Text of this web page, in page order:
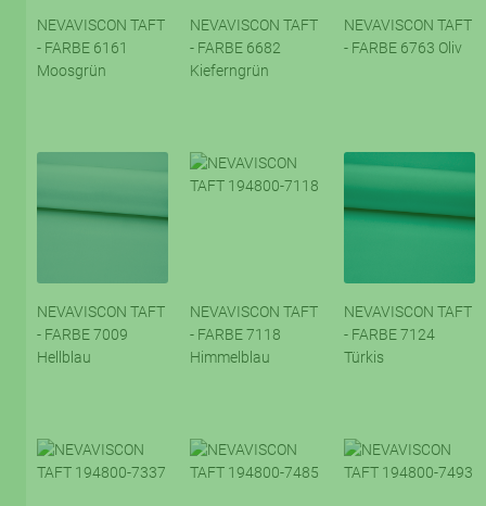
NEVAVISCON TAFT
- FARBE 6161
Moosgrün
NEVAVISCON TAFT
- FARBE 6682
Kieferngrün
NEVAVISCON TAFT
- FARBE 6763 Oliv
NEVAVISCON TAFT
- FARBE 7009
Hellblau
NEVAVISCON TAFT
- FARBE 7118
Himmelblau
NEVAVISCON TAFT
- FARBE 7124
Türkis